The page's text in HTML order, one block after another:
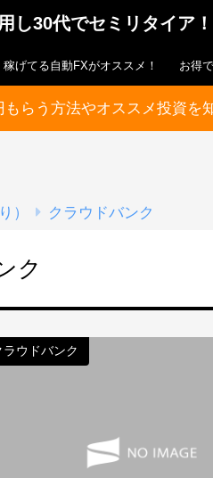
し30代でセミリタイア
げてる自動FXがオススメ！ お得
もらう方法やオススメ投資を
） クラウドバンク
ク
ラウドバンク